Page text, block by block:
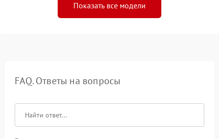
Показать все модели
FAQ. Ответы на вопросы